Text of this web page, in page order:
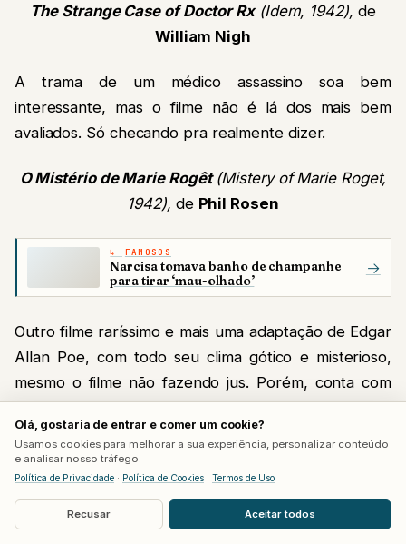
The Strange Case of Doctor Rx (Idem, 1942), de
William Nigh
A trama de um médico assassino soa bem
interessante, mas o filme não é lá dos mais bem
avaliados. Só checando pra realmente dizer.
O Mistério de Marie Rogêt (Mistery of Marie Roget,
1942), de Phil Rosen
FAMOSOS
Narcisa tomava banho de champanhe
para tirar ‘mau-olhado’
→
Outro filme raríssimo e mais uma adaptação de Edgar
Allan Poe, com todo seu clima gótico e misterioso,
mesmo o filme não fazendo jus. Porém, conta com
uma boa performance deMaria Montez.
O Agente Invisível (The Invisible Agent, 1942),de
Edwin Marin
Espécie de “quarta continuação” do filme original, se
Olá, gostaria de entrar e comer um cookie?
Usamos cookies para melhorar a sua experiência, personalizar conteúdo
e analisar nosso tráfego.
Política de Privacidade · Política de Cookies · Termos de Uso
Recusar Aceitar todos